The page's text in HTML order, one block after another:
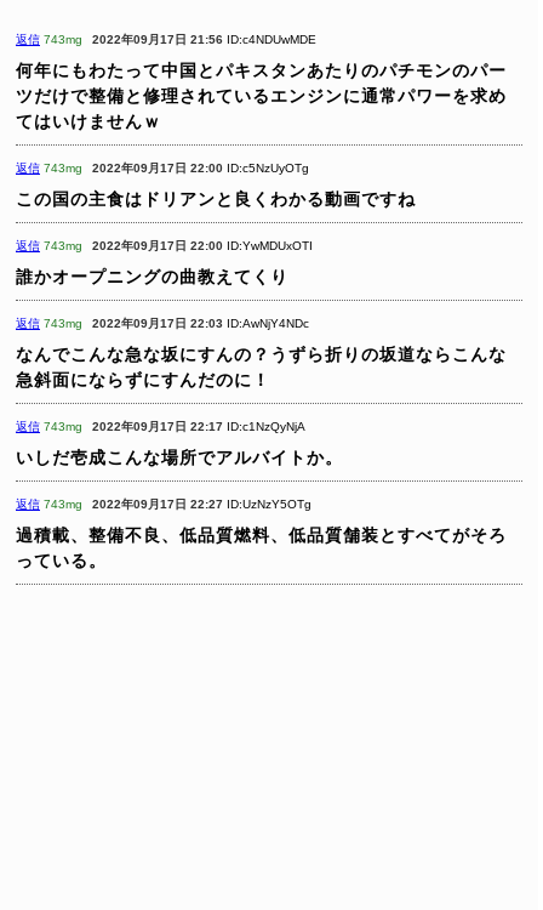
返信 743mg 2022年09月17日 21:56 ID:c4NDUwMDE
何年にもわたって中国とパキスタンあたりのパチモンのパー
ツだけで整備と修理されているエンジンに通常パワーを求め
てはいけませんｗ
返信 743mg 2022年09月17日 22:00 ID:c5NzUyOTg
この国の主食はドリアンと良くわかる動画ですね
返信 743mg 2022年09月17日 22:00 ID:YwMDUxOTI
誰かオープニングの曲教えてくり
返信 743mg 2022年09月17日 22:03 ID:AwNjY4NDc
なんでこんな急な坂にすんの？うずら折りの坂道ならこんな
急斜面にならずにすんだのに！
返信 743mg 2022年09月17日 22:17 ID:c1NzQyNjA
いしだ壱成こんな場所でアルバイトか。
返信 743mg 2022年09月17日 22:27 ID:UzNzY5OTg
過積載、整備不良、低品質燃料、低品質舗装とすべてがそろ
っている。